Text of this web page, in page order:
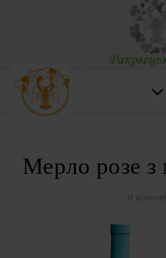
Мерло розе з
0